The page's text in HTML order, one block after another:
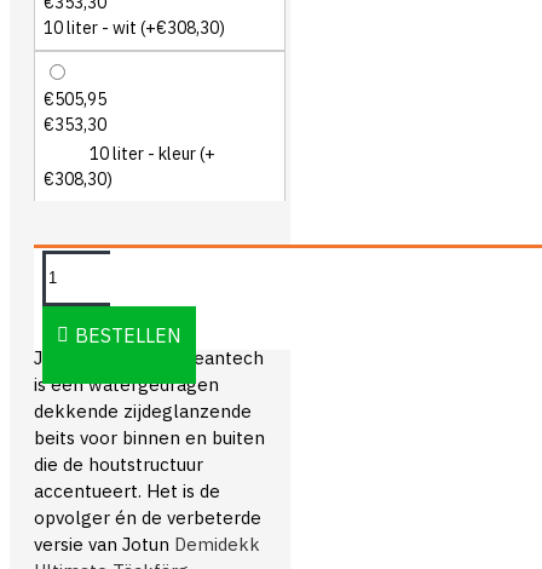
10 liter - wit (+€308,30)
€505,95
€353,30
10 liter - kleur(+
€308,30)
BESTELLEN
Jotun Demidekk Cleantech
is een watergedragen
dekkende zijdeglanzende
beits voor binnen en buiten
die de houtstructuur
accentueert. Het is de
opvolger én de verbeterde
versie van Jotun Demidekk